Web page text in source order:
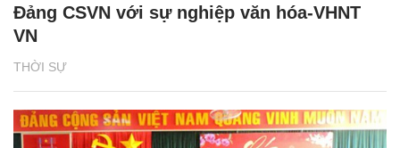
THỜI SỰ
Đảng CSVN với sự nghiệp văn hóa-VHNT
VN